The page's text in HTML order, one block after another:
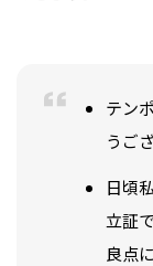
テン
うご
日頃
立証
良点